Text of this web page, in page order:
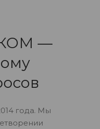
—
года. Мы